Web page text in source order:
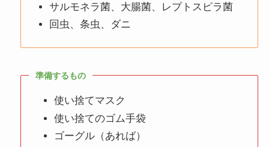
サルモネラ菌、大腸菌、レプトスピラ菌
回虫、条虫、ダニ
準備するもの
使い捨てマスク
使い捨てのゴム手袋
ゴーグル（あれば）